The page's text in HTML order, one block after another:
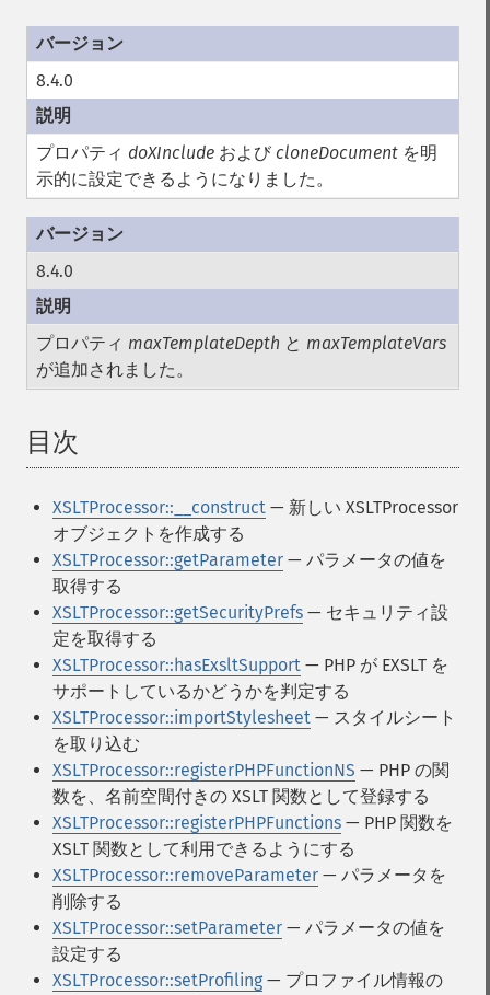
8.4.0
プロパティ doXInclude および cloneDocument を明
示的に設定できるようになりました。
8.4.0
プロパティ maxTemplateDepth と maxTemplateVars
が追加されました。
目次
XSLTProcessor::__construct — 新しい XSLTProcessor
オブジェクトを作成する
XSLTProcessor::getParameter — パラメータの値を
取得する
XSLTProcessor::getSecurityPrefs — セキュリティ設
定を取得する
XSLTProcessor::hasExsltSupport — PHP が EXSLT を
サポートしているかどうかを判定する
XSLTProcessor::importStylesheet — スタイルシート
を取り込む
XSLTProcessor::registerPHPFunctionNS — PHP の関
数を、名前空間付きの XSLT 関数として登録する
XSLTProcessor::registerPHPFunctions — PHP 関数を
XSLT 関数として利用できるようにする
XSLTProcessor::removeParameter — パラメータを
削除する
XSLTProcessor::setParameter — パラメータの値を
設定する
XSLTProcessor::setProfiling — プロファイル情報の